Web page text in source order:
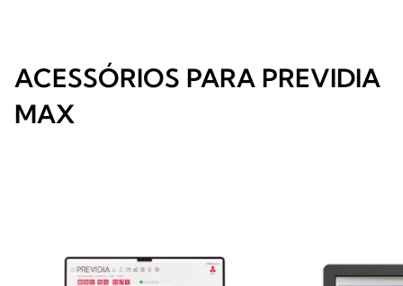
ACESSÓRIOS PARA PREVIDIA
MAX